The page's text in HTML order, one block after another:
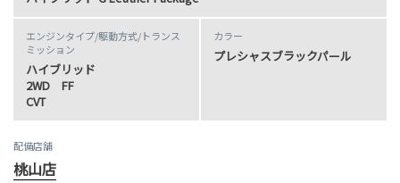
エンジンタイプ/駆動方式/トランス
ミッション
ハイブリッド
2WD FF
CVT
カラー
プレシャスブラックパール
配備店舗
桃山店